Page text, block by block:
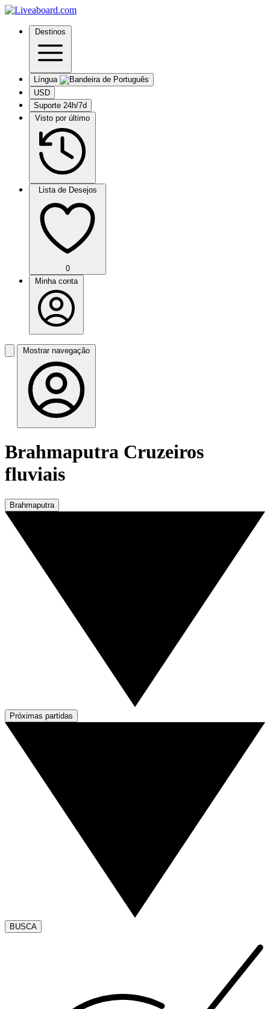
Destinos
Língua
USD
Suporte 24h/7d
Visto por último
Lista de Desejos
0
Minha conta
Mostrar navegação
Brahmaputra Cruzeiros
fluviais
Brahmaputra
Próximas partidas
BUSCA